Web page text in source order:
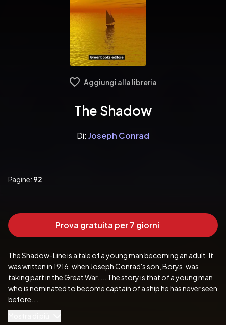
Aggiungi alla libreria
The Shadow
Di: Joseph Conrad
Pagine: 92
Prova gratuita per 7 giorni
The Shadow-Line is a tale of a young man becoming an adult. It
was written in 1916, when Joseph Conrad's son, Borys, was
taking part in the Great War. ... The story is that of a young man
who is nominated to become captain of a ship he has never seen
before.
Pubblicato da:  Greenbooks Editore